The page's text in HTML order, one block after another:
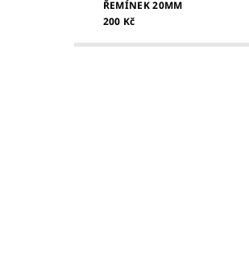
ŘEMÍNEK 20MM
200 Kč